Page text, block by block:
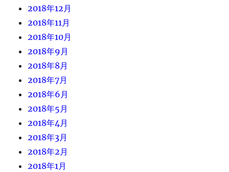
2018年12月
2018年11月
2018年10月
2018年9月
2018年8月
2018年7月
2018年6月
2018年5月
2018年4月
2018年3月
2018年2月
2018年1月